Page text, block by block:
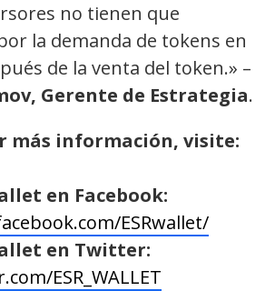
no tienen que
la demanda de tokens en
de la venta del token.» –
Gerente de Estrategia.
más información, visite:
en Facebook:
ESRwallet/
en Twitter:
ESR_WALLET